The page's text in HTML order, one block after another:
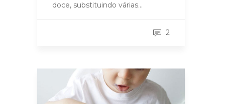
doce, substituindo várias…
2